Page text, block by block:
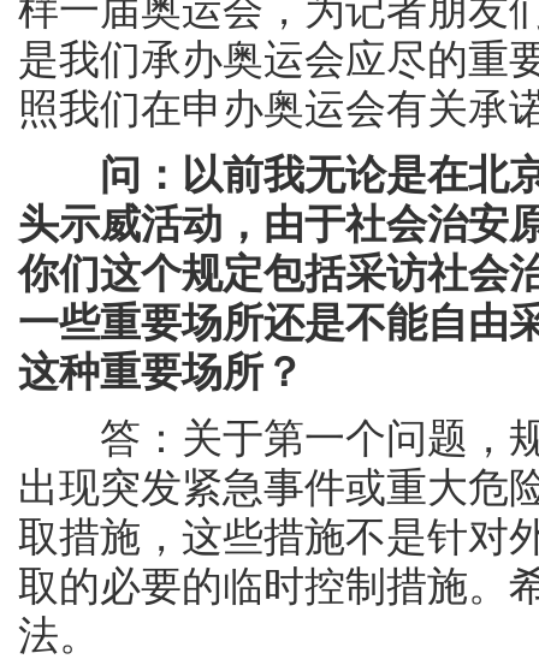
样一届奥运会，为记者朋友
是我们承办奥运会应尽的重
照我们在申办奥运会有关承
问：以前我无论是在北
头示威活动，由于社会治安
你们这个规定包括采访社会
一些重要场所还是不能自由
这种重要场所？
答：关于第一个问题，规
出现突发紧急事件或重大危
取措施，这些措施不是针对
取的必要的临时控制措施。
法。